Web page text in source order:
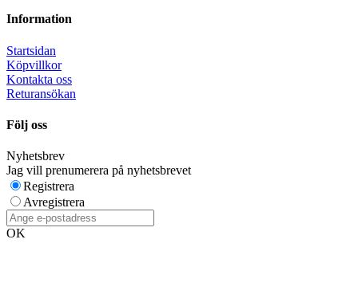
Information
Startsidan
Köpvillkor
Kontakta oss
Returansökan
Följ oss
Nyhetsbrev
Jag vill prenumerera på nyhetsbrevet
Registrera
Avregistrera
OK